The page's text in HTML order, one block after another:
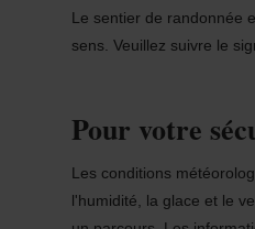
Le sentier de randonnée
sens. Veuillez suivre le
Pour votre
Les conditions
l'humidité, la glace et le